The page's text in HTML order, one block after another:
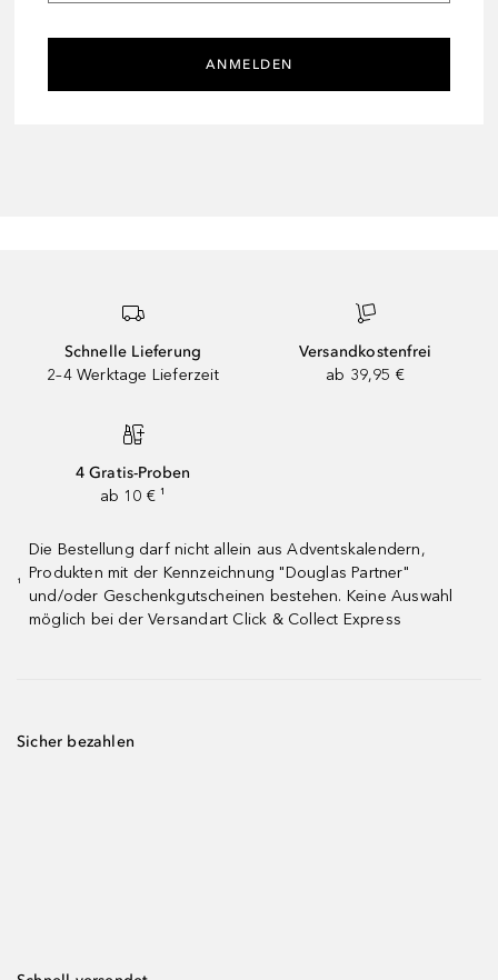
ANMELDEN
Schnelle Lieferung
2–4 Werktage Lieferzeit
Versandkostenfrei
ab 39,95 €
4 Gratis-Proben
ab 10 € ¹
¹
Die Bestellung darf nicht allein aus Adventskalendern,
Produkten mit der Kennzeichnung "Douglas Partner"
und/oder Geschenkgutscheinen bestehen. Keine Auswahl
möglich bei der Versandart Click & Collect Express
Sicher bezahlen